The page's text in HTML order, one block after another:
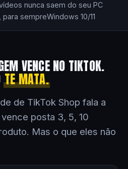
nunca saem do seu PC
, para sempreWindows 10/11
VENCE NO TIKTOK.
TE MATA.
de TikTok Shop fala a
posta 3, 5, 10
Mas o que eles não